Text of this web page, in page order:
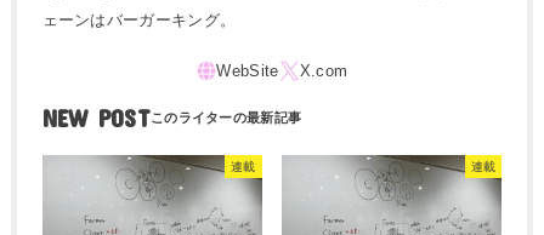
ェーンはバーガーキング。
NEW POST
連載 連載